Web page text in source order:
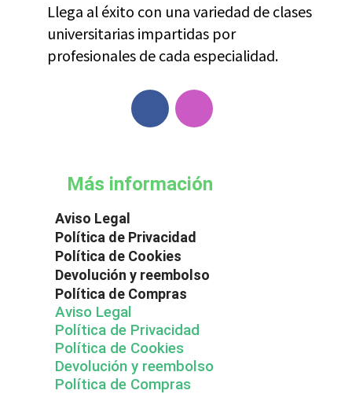
Llega al éxito con una variedad de clases
universitarias impartidas por
profesionales de cada especialidad.
Más información
Aviso Legal
Política de Privacidad
Política de Cookies
Devolución y reembolso
Política de Compras
Aviso Legal
Política de Privacidad
Política de Cookies
Devolución y reembolso
Política de Compras